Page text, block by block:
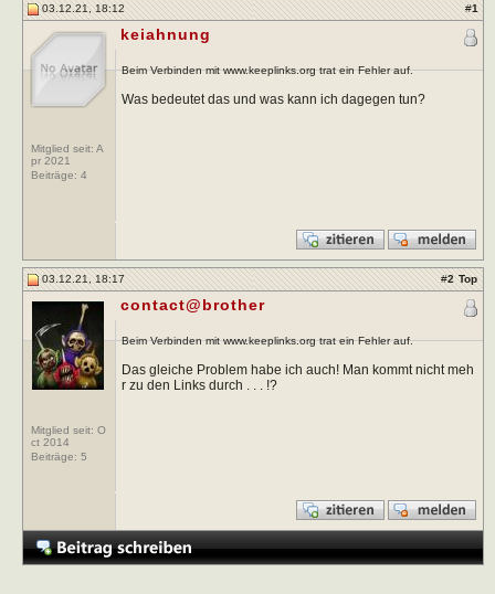
03.12.21, 18:12 #1
Mitglied seit: A
pr 2021
Beiträge: 4
keiahnung
Beim Verbinden mit www.keeplinks.org trat ein Fehler auf.
Was bedeutet das und was kann ich dagegen tun?
03.12.21, 18:17 #2 Top
Mitglied seit: O
ct 2014
Beiträge: 5
contact@brother
Beim Verbinden mit www.keeplinks.org trat ein Fehler auf.
Das gleiche Problem habe ich auch! Man kommt nicht meh
r zu den Links durch . . . !?